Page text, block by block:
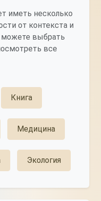
иметь несколько
от контекста и
выбрать
все
Книга
Медицина
Экология